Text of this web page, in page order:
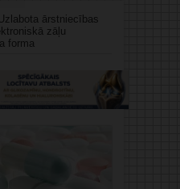
ārstniecības
zāļu
forma